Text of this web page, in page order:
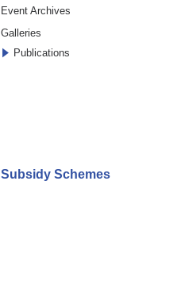
Event Archives
Galleries
Publications
Subsidy Schemes